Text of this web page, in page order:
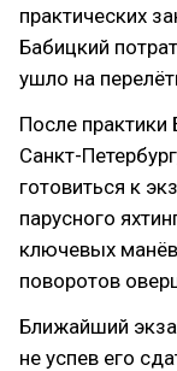
практических
Бабицкий
ушло на
После практики
Санкт-
готовиться к
парусного
ключевых
поворотов
Ближайший
не успев его